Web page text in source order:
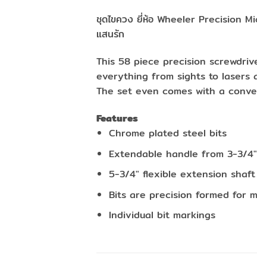
ชุดไขควง ยี่ห้อ Wheeler Precision
แสนรัก
This 58 piece precision
everything from sights to lasers
The set even comes with a
Features
Chrome plated steel bits
Extendable handle from 3-3/
5-3/4″ flexible extension shaft
Bits are precision formed for
Individual bit markings